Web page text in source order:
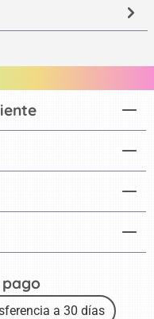
a 30 días